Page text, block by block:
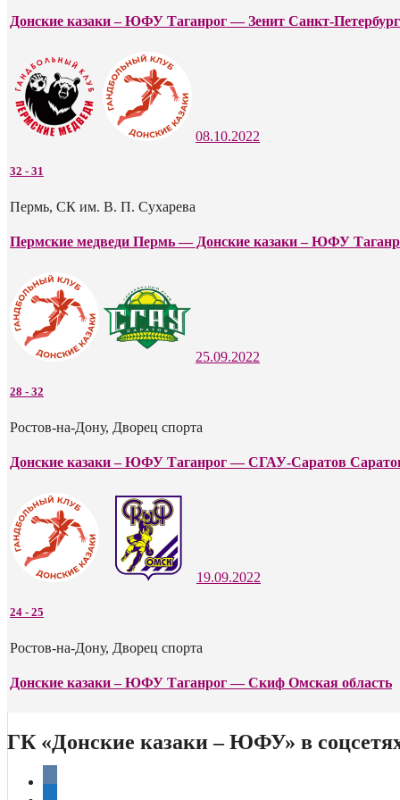
Донские казаки – ЮФУ Таганрог — Зенит Санкт-Петербург
08.10.2022
32 - 31
Пермь, СК им. В. П. Сухарева
Пермские медведи Пермь — Донские казаки – ЮФУ
25.09.2022
28 - 32
Ростов-на-Дону, Дворец спорта
Донские казаки – ЮФУ Таганрог — СГАУ-Саратов
19.09.2022
24 - 25
Ростов-на-Дону, Дворец спорта
Донские казаки – ЮФУ Таганрог — Скиф Омская область
ГК «Донские казаки – ЮФУ» в